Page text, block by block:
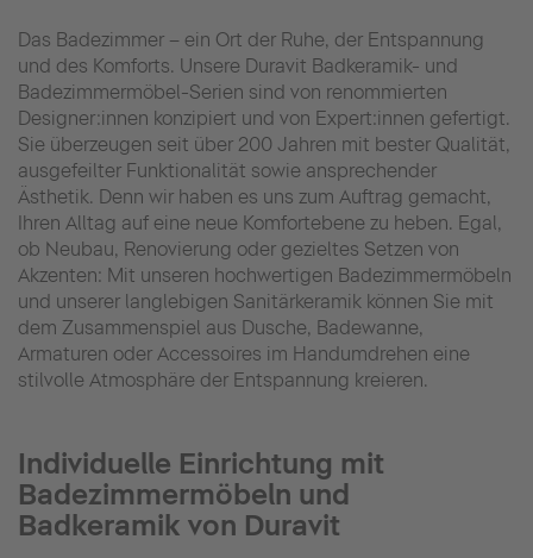
Das Badezimmer – ein Ort der Ruhe, der Entspannung
und des Komforts. Unsere Duravit Badkeramik- und
Badezimmermöbel-Serien sind von renommierten
Designer:innen konzipiert und von Expert:innen gefertigt.
Sie überzeugen seit über 200 Jahren mit bester Qualität,
ausgefeilter Funktionalität sowie ansprechender
Ästhetik. Denn wir haben es uns zum Auftrag gemacht,
Ihren Alltag auf eine neue Komfortebene zu heben. Egal,
ob Neubau, Renovierung oder gezieltes Setzen von
Akzenten: Mit unseren hochwertigen Badezimmermöbeln
und unserer langlebigen Sanitärkeramik können Sie mit
dem Zusammenspiel aus Dusche, Badewanne,
Armaturen oder Accessoires im Handumdrehen eine
stilvolle Atmosphäre der Entspannung kreieren.
Individuelle Einrichtung mit
Badezimmermöbeln und
Badkeramik von Duravit